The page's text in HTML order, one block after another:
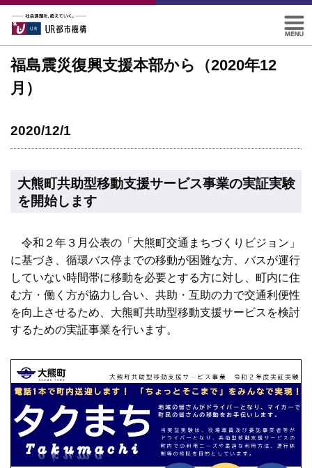
福島震災復興支援本部から（2020年12
月）
2020/12/1
大熊町共助型移動支援サービス事業の実証実験
を開始します
令和２年３月公表の「大熊町交通まちづくりビジョン」
に基づき、循環バス停までの移動が困難な方、バスが運行
していない時間帯に移動を必要とする方に対し、町内に住
む方・働く方が協力し合い、共助・互助の力で交通利便性
を向上させるため、大熊町共助型移動支援サービスを検討
するための実証事業を行います。